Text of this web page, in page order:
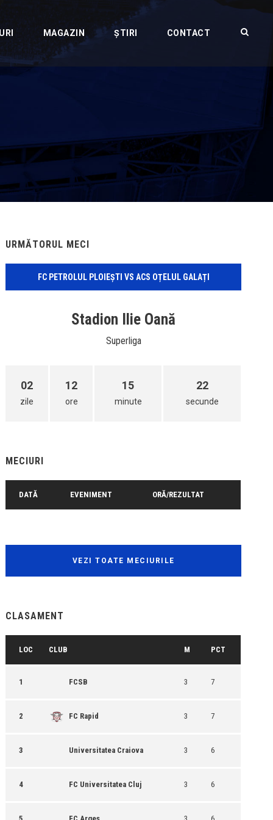
MAGAZIN ȘTIRI CONTACT
URMĂTORUL MECI
FC PETROLUL PLOIEȘTI VS ACS OȚELUL GALAȚI
Stadion Ilie Oană
Superliga
02
zile
12
ore
15
minute
22
secunde
MECIURI
DATĂ EVENIMENT ORĂ/REZULTAT
VEZI TOATE MECIURILE
CLASAMENT
LOC CLUB M PCT
1 FCSB 3 7
2 FC Rapid 3 7
3 Universitatea Craiova 3 6
4 FC Universitatea Cluj 3 6